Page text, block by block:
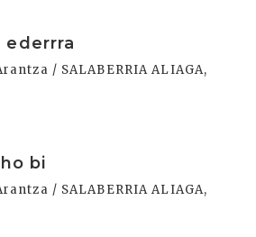
ederrra
/ SALABERRIA ALIAGA,
bi
/ SALABERRIA ALIAGA,